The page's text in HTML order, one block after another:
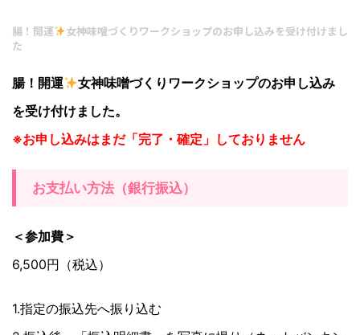
腸！開運
女神味噌づくりワークショップのお申し込みを受け付けまし
た
腸！開運
女神味噌づくりワークショップのお申し込み
を受け付けました。
※お申し込みはまだ「完了・確定」しておりません
お支払い方法（銀行振込）
＜参加費＞
6,500円（税込）
1.指定の振込先へ振り込む